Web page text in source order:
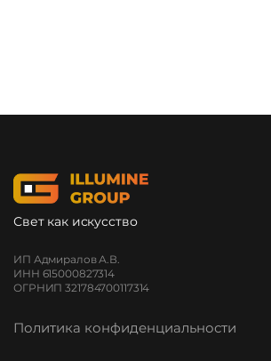
Свет как искусство
ИП Адмиралов А.В.
ИНН 615000827314
ОГРНИП 321784700117314
Политика конфиденциальности